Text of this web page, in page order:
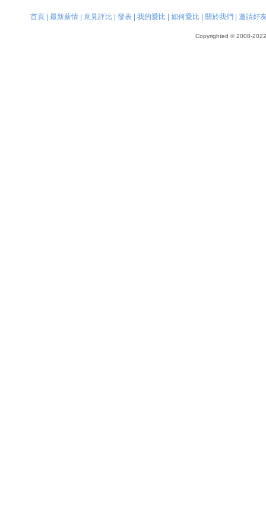
首頁| 最新薪情| 意見評比| 發表| 我的愛比| 如何愛比| 關於我們 邀請好
Copyrighted © 2008-